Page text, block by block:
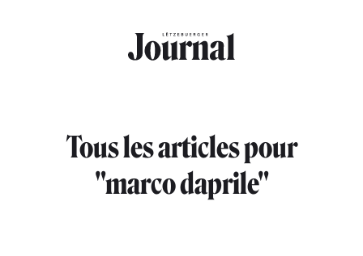
Tous les articles pour
"marco daprile"